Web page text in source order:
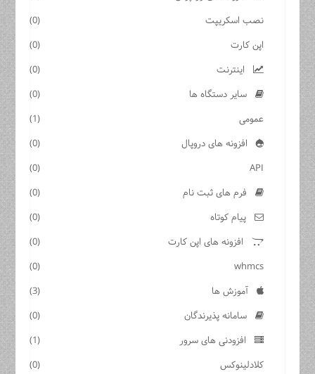
نصب اسکریپت
(0)
اپن کارت
(0)
اینترنت
(0)
سایر دستگاه ها
(0)
عمومی
(1)
افزونه های دروپال
(0)
API
(0)
فرم های ثبت نام
(0)
پیام کوتاه
(0)
افزونه های اپن کارت
(0)
whmcs
(0)
آموزش ها
(3)
سامانه پذیرندگان
(0)
افزودنی های سرور
(1)
کلادلینوکس
(0)